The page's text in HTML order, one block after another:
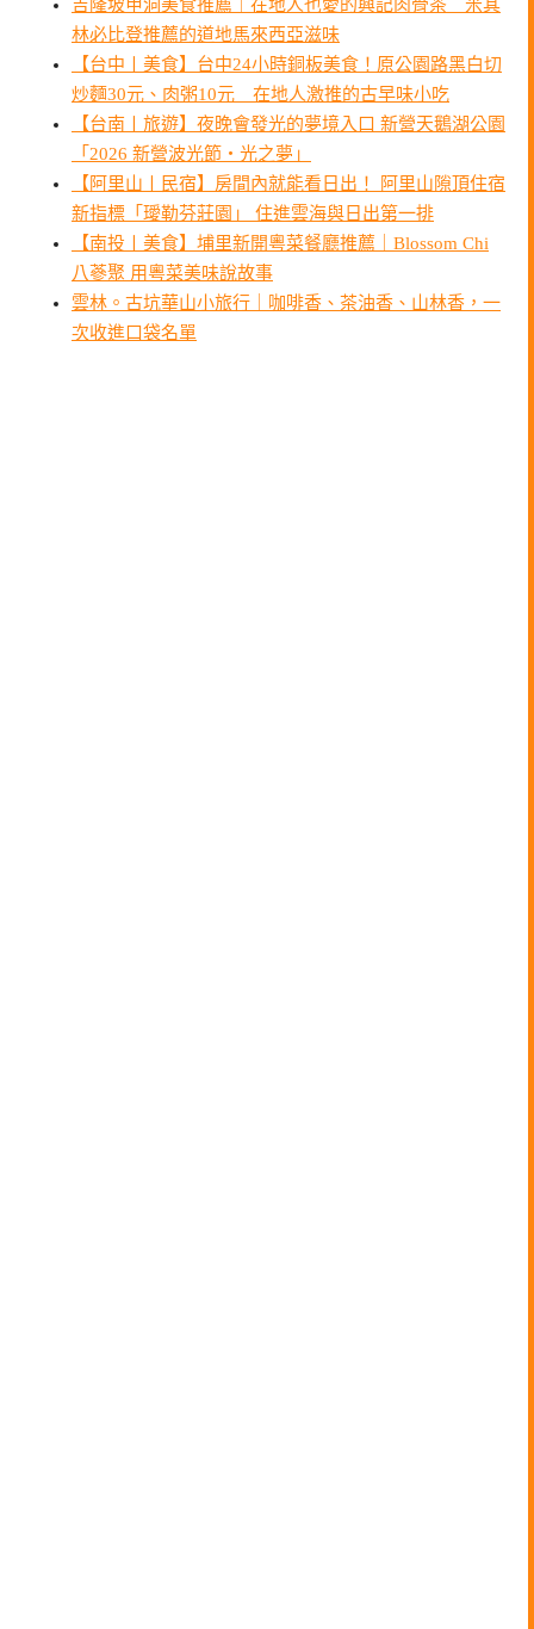
吉隆坡甲洞美食推薦｜在地人也愛的興記肉骨茶 米其
林必比登推薦的道地馬來西亞滋味
【台中〡美食】台中24小時銅板美食！原公園路黑白切
炒麵30元、肉粥10元 在地人激推的古早味小吃
【台南〡旅遊】夜晚會發光的夢境入口 新營天鵝湖公園
「2026 新營波光節・光之夢」
【阿里山〡民宿】房間內就能看日出！ 阿里山隙頂住宿
新指標「璦勒芬莊園」 住進雲海與日出第一排
【南投〡美食】埔里新開粵菜餐廳推薦｜Blossom Chi
八蔘聚 用粵菜美味說故事
雲林。古坑華山小旅行｜咖啡香、茶油香、山林香，一
次收進口袋名單